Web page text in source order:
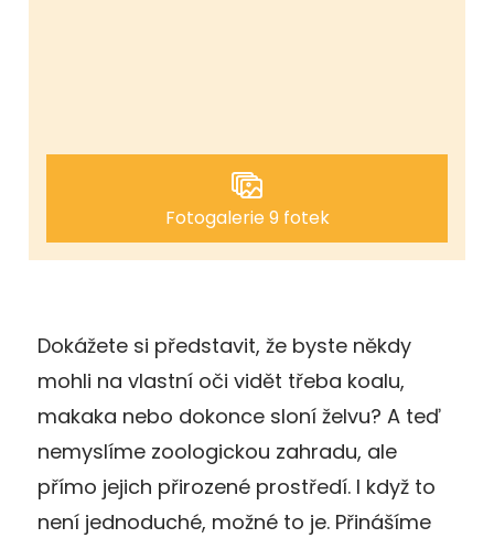
Fotogalerie 9 fotek
Dokážete si představit, že byste někdy
mohli na vlastní oči vidět třeba koalu,
makaka nebo dokonce sloní želvu? A teď
nemyslíme zoologickou zahradu, ale
přímo jejich přirozené prostředí. I když to
není jednoduché, možné to je. Přinášíme